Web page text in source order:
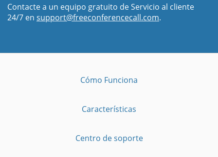
Contacte a un equipo gratuito de Servicio al cliente
24/7 en support@freeconferencecall.com.
Cómo Funciona
Características
Centro de soporte